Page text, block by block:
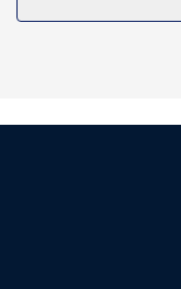
No te pierdas